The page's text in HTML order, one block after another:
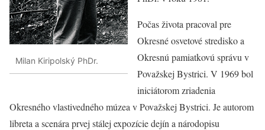
Milan Kiripolský PhDr.
Počas života pracoval pre
Okresné osvetové stredisko a
Okresnú pamiatkovú správu v
Považskej Bystrici. V 1969 bol
iniciátorom zriadenia
Okresného vlastivedného múzea v Považskej Bystrici. Je autorom
libreta a scenára prvej stálej expozície dejín a národopisu